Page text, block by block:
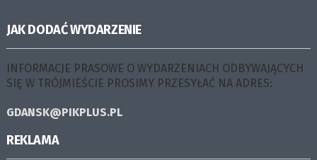
JAK DODAĆ WYDARZENIE
INFORMACJE PRASOWE O WYDARZENIACH ODBYWAJĄCYCH
SIĘ W TRÓJMIEŚCIE PROSIMY PRZESYŁAĆ NA ADRES:
GDANSK@PIKPLUS.PL
REKLAMA